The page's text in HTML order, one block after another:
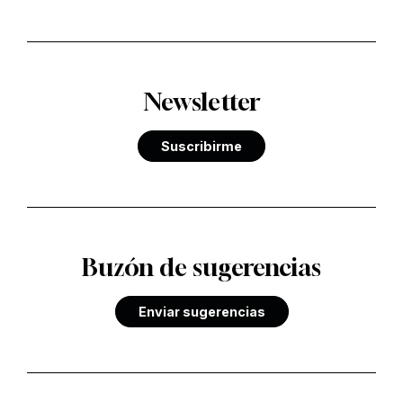
Newsletter
Suscribirme
Buzón de sugerencias
Enviar sugerencias